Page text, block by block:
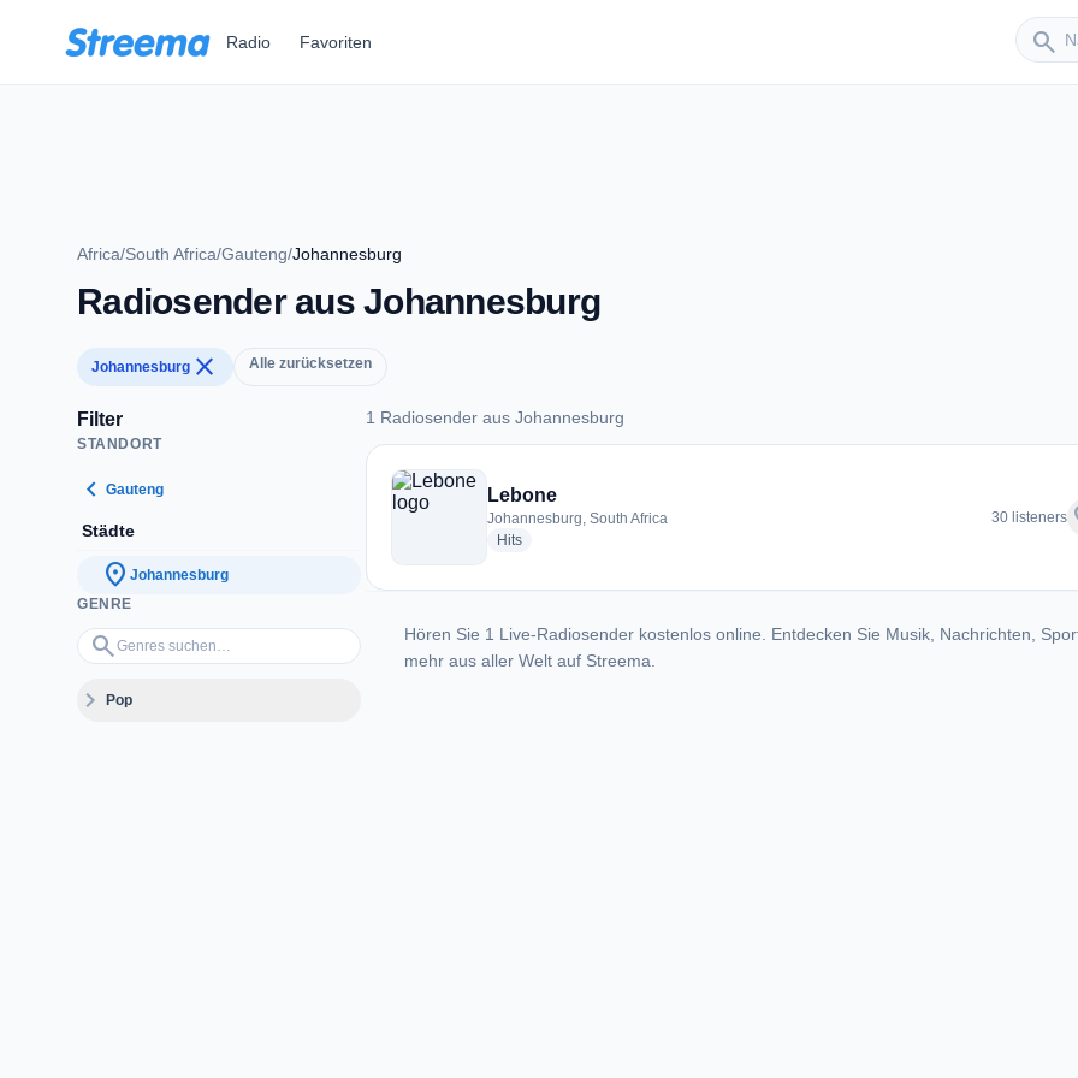
Radio Favoriten search
Sender
Africa/South Africa/Gauteng/Johannesburg
Radiosender aus Johannesburg
Johannesburg close Alle zurücksetzen
Filter
STANDORT
chevron_left Gauteng
Städte
location_on Johannesburg
GENRE
search
Genres suchen…
expand_morePop
1 Radiosender aus Johannesburg
1 Radiosender aus Johannesburg
Lebone
Johannesburg, South Africa
Hitsradio stations
30 listeners
Hören Sie 1 Live-Radiosender kostenlos online. Entdecken Sie Musik, Nachrichten,
mehr aus aller Welt auf Streema.